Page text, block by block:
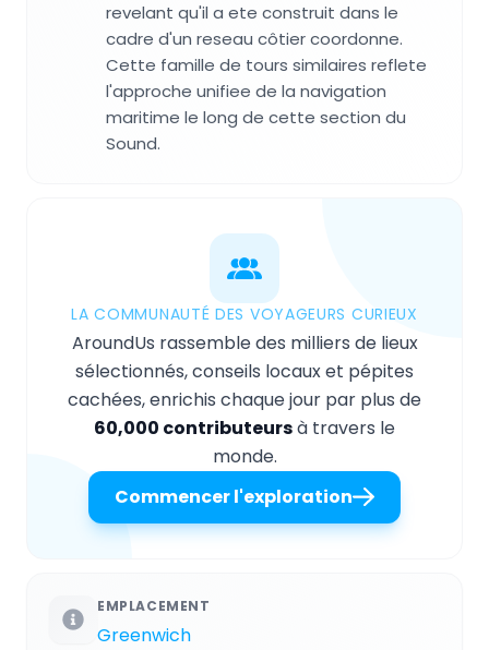
revelant qu'il a ete construit dans le
cadre d'un reseau côtier coordonne.
Cette famille de tours similaires reflete
l'approche unifiee de la navigation
maritime le long de cette section du
Sound.
LA COMMUNAUTÉ DES VOYAGEURS CURIEUX
AroundUs rassemble des milliers de lieux
sélectionnés, conseils locaux et pépites
cachées, enrichis chaque jour par plus de
60,000 contributeursà travers le
monde.
Commencer l'exploration
EMPLACEMENT
Greenwich